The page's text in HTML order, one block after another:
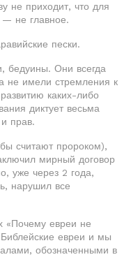
не приходит, что для
— не главное.
пески.
бедуины. Они всегда
не имели стремления к
каких-либо
диктует весьма
прав.
считают пророком),
мирный договор
уже через 2 года,
нарушил все
«Почему евреи не
евреи и мы
обозначенными в